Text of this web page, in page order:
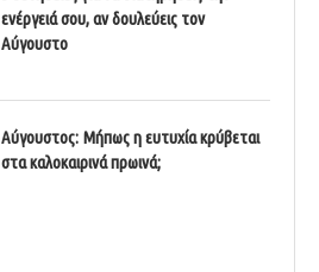
ενέργειά σου, αν δουλεύεις τον
Αύγουστο
Αύγουστος: Μήπως η ευτυχία κρύβεται
στα καλοκαιρινά πρωινά;